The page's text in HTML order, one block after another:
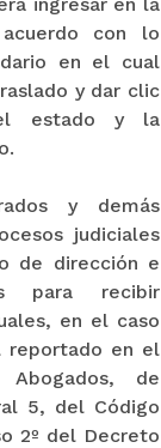
con lo
en el cual
y dar clic
estado y la
y demás
judiciales
de dirección e
para recibir
en el caso
reportado en el
de
5, del Código
2º del Decreto